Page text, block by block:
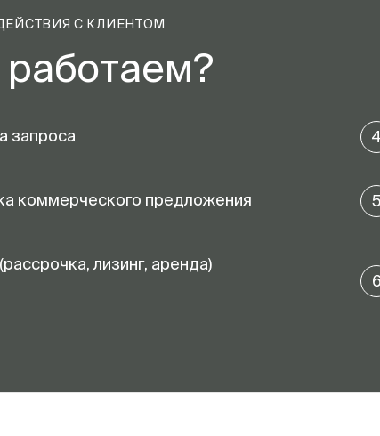
С КЛИЕНТОМ
запроса
коммерческого предложения
лизинг, аренда)
5
6